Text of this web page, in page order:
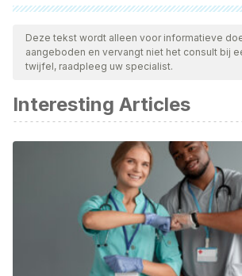
Alle aangehaalde bronnen zijn grondig
ons team om hun kwaliteit,
geldigheid te waarborgen. De bibliografie
Armero, M. (2018).Aprendiendo a vivir.
Borysenko, J. (1990).Guilt is the
Hachette Book Group.
Casarjian, R. (2005).Perdonar: Una
nos traerá la paz interior.
Ediciones
Deze tekst wordt alleen voor informatieve
aangeboden en vervangt niet het consult bij
twijfel, raadpleeg uw specialist.
Interesting Articles